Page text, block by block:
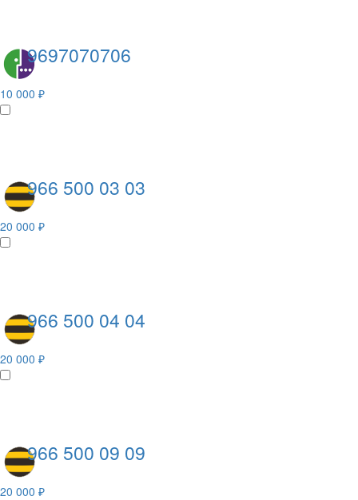
9697070706
10 000 ₽
966 500 03 03
20 000 ₽
966 500 04 04
20 000 ₽
966 500 09 09
20 000 ₽